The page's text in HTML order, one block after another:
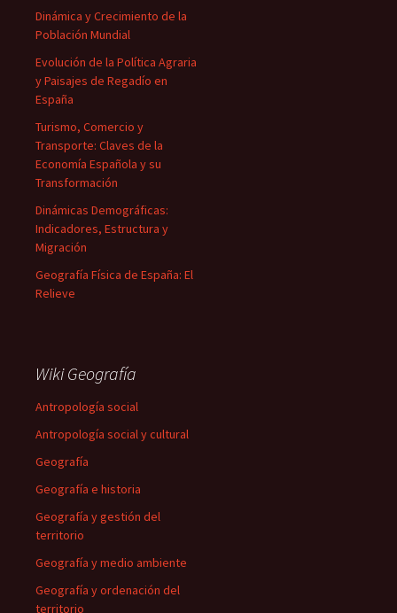
Dinámica y Crecimiento de la
Población Mundial
Evolución de la Política Agraria
y Paisajes de Regadío en
España
Turismo, Comercio y
Transporte: Claves de la
Economía Española y su
Transformación
Dinámicas Demográficas:
Indicadores, Estructura y
Migración
Geografía Física de España: El
Relieve
Wiki Geografía
Antropología social
Antropología social y cultural
Geografía
Geografía e historia
Geografía y gestión del
territorio
Geografía y medio ambiente
Geografía y ordenación del
territorio